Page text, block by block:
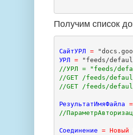
Получим список
СайтУРЛ =
УРЛ
= "feeds/
//УРЛ = "feeds/
//GET /feeds/
//GET /feeds/
РезультатИмяФайла =
//
Соединение = Новый